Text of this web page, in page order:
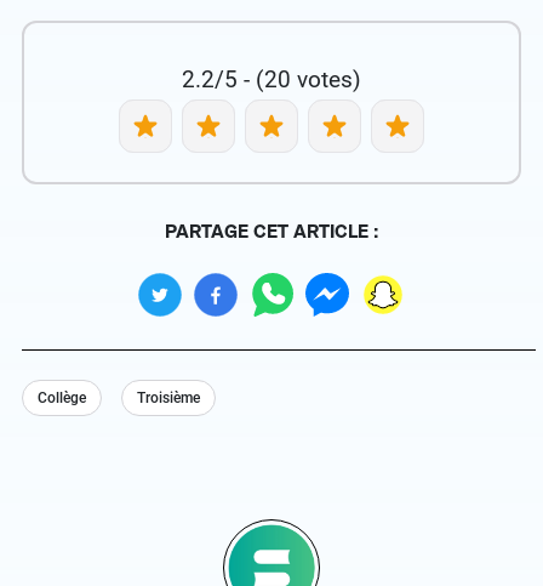
2.2/5 - (20 votes)
PARTAGE CET ARTICLE :
Collège Troisième